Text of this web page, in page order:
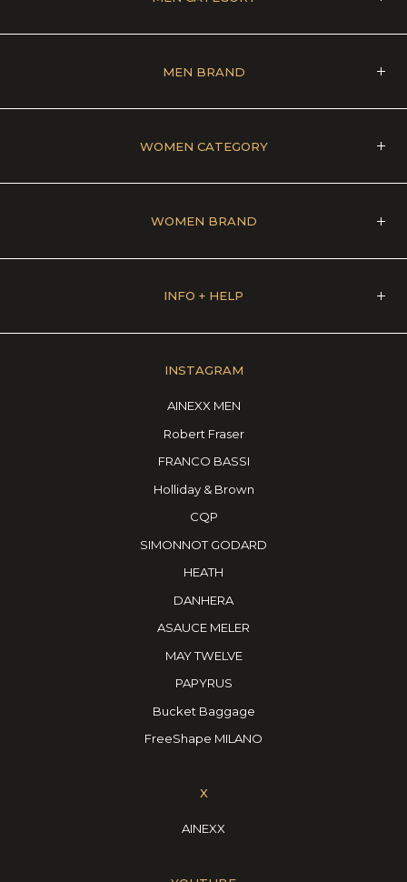
MEN BRAND
WOMEN CATEGORY
WOMEN BRAND
INFO + HELP
INSTAGRAM
AINEXX MEN
Robert Fraser
FRANCO BASSI
Holliday & Brown
CQP
SIMONNOT GODARD
HEATH
DANHERA
ASAUCE MELER
MAY TWELVE
PAPYRUS
Bucket Baggage
FreeShape MILANO
X
AINEXX